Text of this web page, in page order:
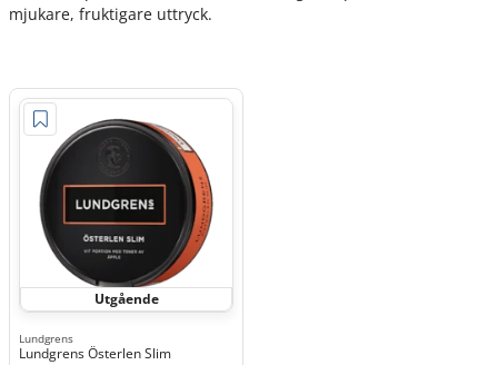
mjukare, fruktigare uttryck.
Utgående
Lundgrens
Lundgrens Österlen Slim